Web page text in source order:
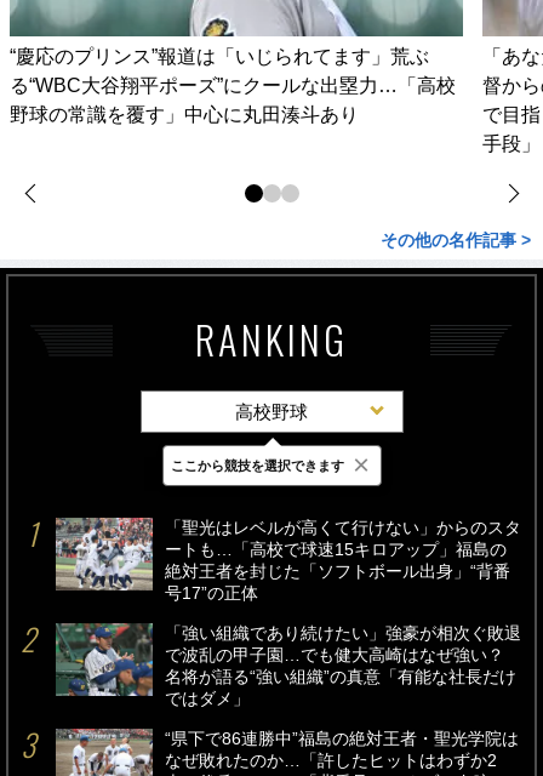
“慶応のプリンス”報道は「いじられてます」荒ぶ
る“WBC大谷翔平ポーズ”にクールな出塁力…「高校
野球の常識を覆す」中心に丸田湊斗あり
「あ
督か
で目
手段」
その他の名作記事 >
RANKING
高校野球
最新 24時間 週間
「聖光はレベルが高くて行けない」からのスタ
ートも…「高校で球速15キロアップ」福島の
絶対王者を封じた「ソフトボール出身」“背番
号17”の正体
「強い組織であり続けたい」強豪が相次ぐ敗退
で波乱の甲子園…でも健大高崎はなぜ強い？
名将が語る“強い組織”の真意「有能な社長だけ
ではダメ」
“県下で86連勝中”福島の絶対王者・聖光学院は
なぜ敗れたのか…「許したヒットはわずか2
ここから競技を選択できます ×